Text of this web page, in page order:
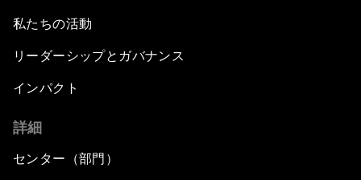
私たちの活動
リーダーシップとガバナンス
インパクト
詳細
センター（部門）